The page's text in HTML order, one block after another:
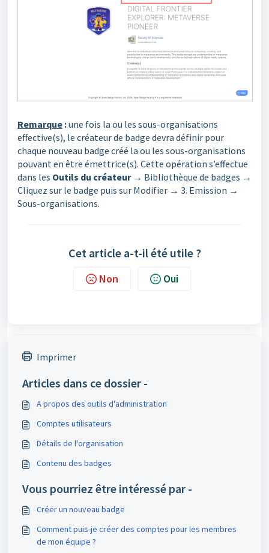
Remarque :une fois la ou les sous-organisations
effective(s), le créateur de badge devra définir pour
chaque nouveau badge créé la ou les sous-organisations
pouvant en être émettrice(s). Cette opération s’effectue
dans les Outils du créateur→ Bibliothèque de badges →
Cliquez sur le badge puis sur Modifier → 3. Emission →
Sous-organisations.
Cet article a-t-il été utile ?
Non Oui
Imprimer
Articles dans ce dossier -
A propos des outils d'administration
Comptes utilisateurs
Détails de l'organisation
Contenu des badges
Vous pourriez être intéressé par -
Créer un nouveau badge
Comment puis-je créer des comptes pour les membres
de mon équipe ?